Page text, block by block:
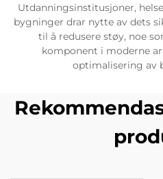
Utdanningsinstitusjoner,
bygninger drar nytte av dets
til å redusere støy, noe
komponent i moderne
optimalisering av